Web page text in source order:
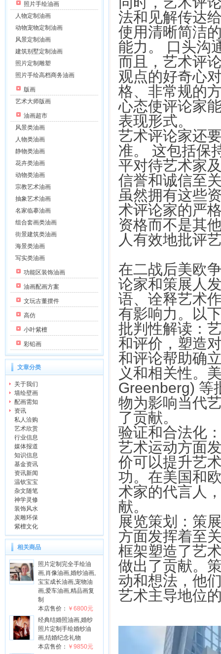
照片手绘油画
人物定制油画
动物宠物定制油画
风景定制油画
建筑别墅定制油画
照片定制雕塑
照片手绘高档商务油画
版画
艺术大师版画
油画超市
风景类油画
人物类油画
静物类油画
花卉类油画
动物类油画
宗教艺术油画
抽象艺术油画
名家临摹油画
组合套画类油画
街景建筑类油画
海景类油画
写实类油画
功能区装饰油画
油画配画方案
文玩古董摆件
高仿
小叶紫檀
彩铅画
文章分类
关于我们
墙绘壁画
配画需知
资讯
私人洽购
艺术欣赏
行业信息
媒体报道
知识信息
基金资讯
资讯新闻
温钦宝宝
杂文随笔
神学灵修
装饰风水
炭雕环保
紫檀文化
相关商品
照片定制完全手绘油
画,肖像油画,婚纱油画,
宝宝成长油画,宠物油
画,爱车油画,精品画复
制
本店售价： ￥6800元
经典结婚照油画,婚纱
照片定制手绘婚纱油
画,结婚纪念礼物
本店售价： ￥9850元
法和见解传达
使用清晰简洁
能力。 口头沟
而且，艺术评
观点的好奇心
格、非常规的
心态使评论家
表现形式。
艺术评论家还
准。 这包括保
平对待艺术家
信誉和诚信至
虽然拥有这些
术评论家的严
资格而不是其
人有效地批评
在二战后美欧
论家和策展人
语、诠释艺术
有影响力。以
批判性解读：
和评价，塑造
和评论帮助确
义和相关性。
Greenberg) 等
物为影响当代
了贡献。
验证和合法化
艺术运动方面
价可以提升艺
功。在美国和
术家的代言人
献。
展览策划：策
方面发挥着至
框架塑造了艺
做出了贡献。
动和想法，他
艺术主导地位